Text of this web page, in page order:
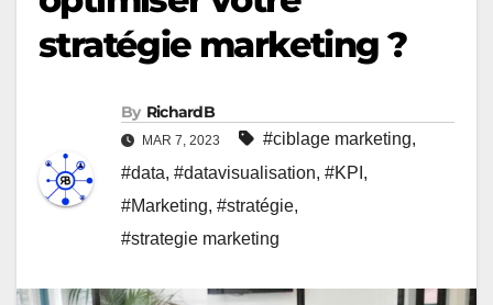
stratégie marketing ?
By RichardB
MAR 7, 2023 #ciblage marketing,
#data, #datavisualisation, #KPI ,
#Marketing, #stratégie,
#strategie marketing